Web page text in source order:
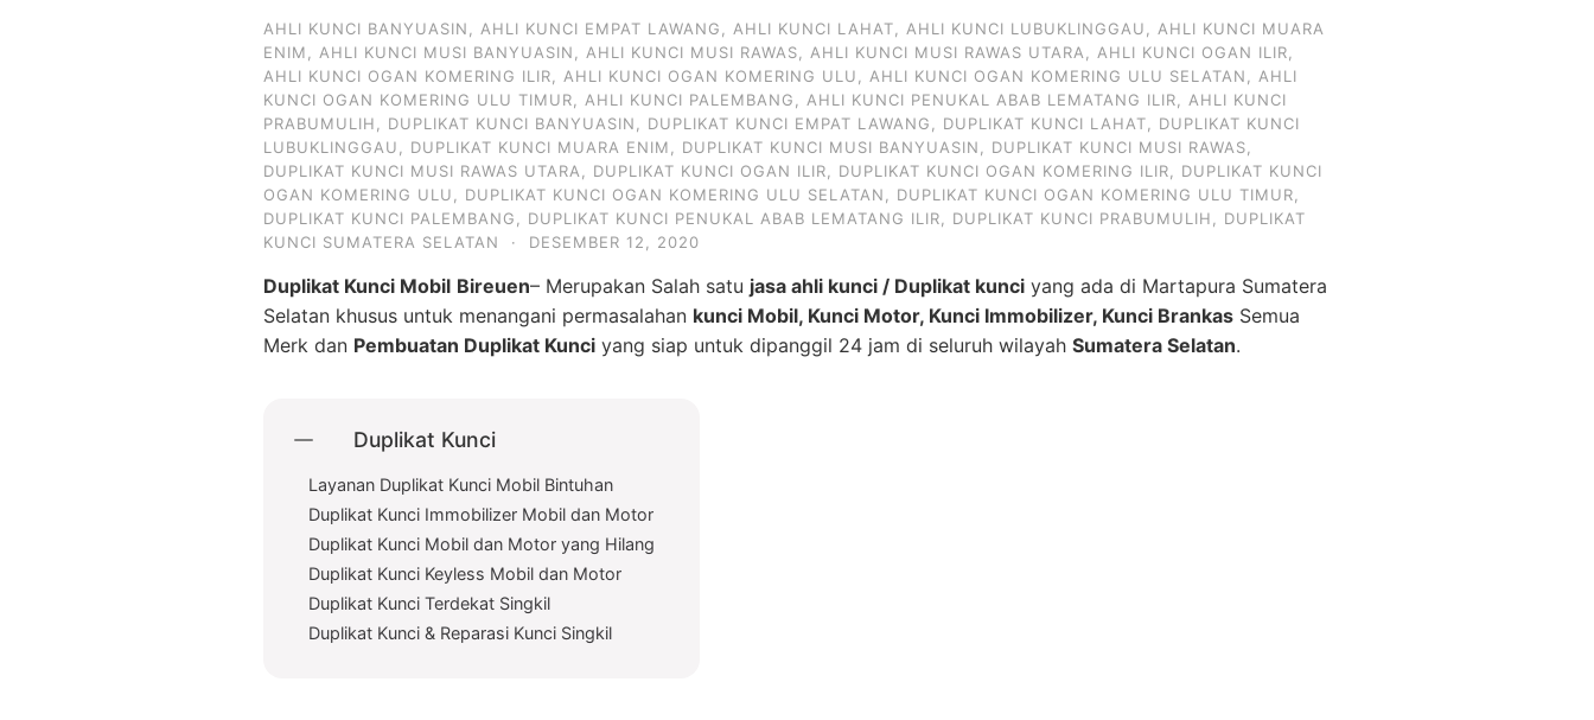
AHLI KUNCI BANYUASIN AHLI KUNCI EMPAT LAWANG AHLI KUNCI LAHAT AHLI KUNCI LUBUKLINGGAU
AHLI KUNCI MUARA
ENIM
AHLI KUNCI MUSI BANYUASIN AHLI KUNCI MUSI RAWAS AHLI KUNCI MUSI RAWAS UTARA AHLI KUNCI OGAN ILIR
AHLI KUNCI OGAN KOMERING ILIR
AHLI KUNCI OGAN KOMERING ULU AHLI KUNCI OGAN KOMERING ULU SELATAN
AHLI
KUNCI OGAN KOMERING ULU TIMUR
AHLI KUNCI PALEMBANG AHLI KUNCI PENUKAL ABAB LEMATANG ILIR
AHLI KUNCI
PRABUMULIH
DUPLIKAT KUNCI BANYUASIN DUPLIKAT KUNCI EMPAT LAWANG DUPLIKAT KUNCI LAHAT
DUPLIKAT KUNCI
LUBUKLINGGAU
DUPLIKAT KUNCI MUARA ENIM DUPLIKAT KUNCI MUSI BANYUASIN DUPLIKAT KUNCI MUSI RAWAS
DUPLIKAT KUNCI MUSI RAWAS UTARA
DUPLIKAT KUNCI OGAN ILIR DUPLIKAT KUNCI OGAN KOMERING ILIR
DUPLIKAT KUNCI
OGAN KOMERING ULU
DUPLIKAT KUNCI OGAN KOMERING ULU SELATAN DUPLIKAT KUNCI OGAN KOMERING ULU TIMUR
DUPLIKAT KUNCI PALEMBANG
DUPLIKAT KUNCI PENUKAL ABAB LEMATANG ILIR DUPLIKAT KUNCI PRABUMULIH
DUPLIKAT
KUNCI SUMATERA SELATAN
· DESEMBER 12, 2020
Duplikat Kunci Mobil Bireuen– Merupakan Salah satu jasa ahli kunci / Duplikat kunci yang ada di Martapura Sumatera
Selatan khusus untuk menangani permasalahan kunci Mobil, Kunci Motor, Kunci Immobilizer, Kunci Brankas Semua
Merk dan Pembuatan Duplikat Kunci yang siap untuk dipanggil 24 jam di seluruh wilayah Sumatera Selatan.
Duplikat Kunci
Layanan Duplikat Kunci Mobil Bintuhan
Duplikat Kunci Immobilizer Mobil dan Motor
Duplikat Kunci Mobil dan Motor yang Hilang
Duplikat Kunci Keyless Mobil dan Motor
Duplikat Kunci Terdekat Singkil
Duplikat Kunci & Reparasi Kunci Singkil